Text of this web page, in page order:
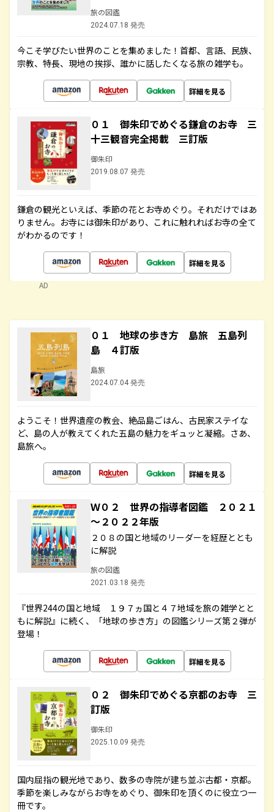
旅の図鑑
2024.07.18 発売
今こそ学びたい世界のことを集めました！首都、言語、民族、
宗教、特長、現地の挨拶、誰かに話したくなる旅の雑学も。
詳細を見る
０１ 御朱印でめぐる鎌倉のお寺 三
十三観音完全掲載 三訂版
御朱印
2019.08.07 発売
鎌倉の観光といえば、季節の花とお寺めぐり。それだけではあ
りません。お寺には御朱印があり、これに触れればお寺の全て
がわかるのです！
詳細を見る
AD
０１ 地球の歩き方 島旅 五島列
島 ４訂版
島旅
2024.07.04 発売
ようこそ！世界遺産の教会、絶品島ごはん、古民家ステイな
ど、島の人が教えてくれた五島の魅力をギュッと凝縮。さあ、
島旅へ。
詳細を見る
Ｗ０２ 世界の指導者図鑑 ２０２１
～２０２２年版
２０８の国と地域のリーダーを経歴ととも
に解説
旅の図鑑
2021.03.18 発売
『世界244の国と地域 １９７ヵ国と４７地域を旅の雑学とと
もに解説』に続く、「地球の歩き方」の図鑑シリーズ第２弾が
登場！
詳細を見る
０２ 御朱印でめぐる京都のお寺 三
訂版
御朱印
2025.10.09 発売
国内屈指の観光地であり、数多の寺院が建ち並ぶ古都・京都。
季節を楽しみながらお寺をめぐり、御朱印を頂くのに役立つ一
冊です。